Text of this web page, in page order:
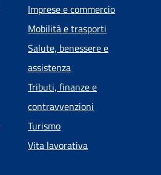
Imprese e commercio
Mobilità e trasporti
Salute, benessere e
assistenza
Tributi, finanze e
contravvenzioni
Turismo
Vita lavorativa